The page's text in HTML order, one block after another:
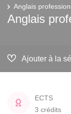
Anglais
Anglais
Ajouter à la
ECTS
3 crédits